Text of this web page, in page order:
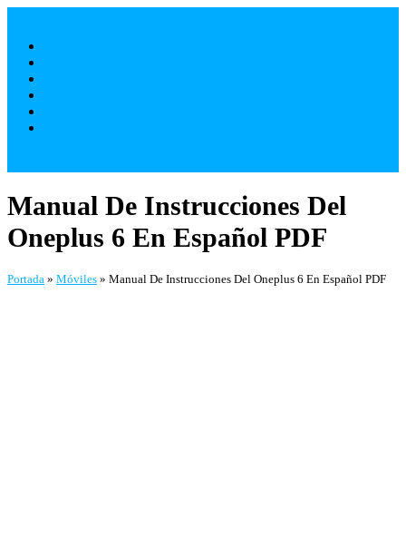
contenido
Manual De Instrucciones Del
Oneplus 6 En Español PDF
Portada » Móviles » Manual De Instrucciones Del Oneplus 6 En Español PDF